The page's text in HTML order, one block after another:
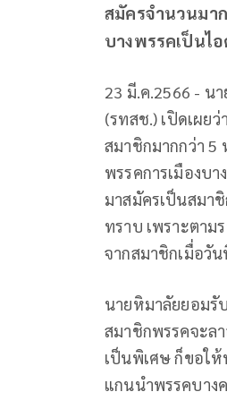
สมัครจำนวนมา
บางพรรคเป็นไ
23 มี.ค.2566 - น
(รทสช.) เปิดเผย
สมาชิกมากกว่า
พรรคการเมืองบ
มาสมัครเป็นสมา
ทราบ เพราะตาม
จากสมาชิกเมื่อวั
นายหิมาลัยยอมรั
สมาชิกพรรคจะล
เป็นพิเศษ ก็ขอใ
แกนนำพรรคบาง